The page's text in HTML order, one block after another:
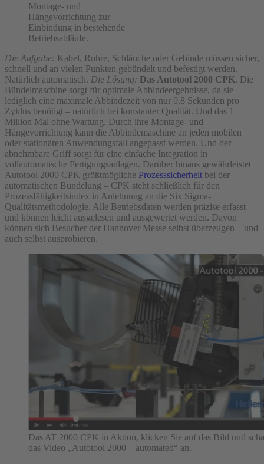
Montage- und
Hängevorrichtung zur
Einbindung in bestehende
Betriebsabläufe.
Die Aufgabe: Kabel, Rohre, Schläuche oder Gebinde müssen sicher,
schnell und an vielen Punkten gebündelt und befestigt werden.
Natürlich automatisch. Die Lösung: Das Autotool 2000 CPK. Die
Bündelmaschine sorgt für optimale Abbindeergebnisse, da sie
lediglich eine maximale Abbindezeit von nur 0,8 Sekunden pro
Zyklus benötigt – natürlich bei konstanter Qualität. Und das 1
Million Mal ohne Wartung. Durch ihre Montage- und
Hängevorrichtung kann die Abbindemaschine an jeden mobilen
oder stationären Anwendungsfall angepasst werden. Und der
abnehmbare Griff sorgt für eine einfache Integration in
vollautomatische Fertigungsanlagen. Darüber hinaus gewährleistet
Autotool 2000 CPK größtmögliche Prozesssicherheit bei der
automatischen Bündelung – CPK steht schließlich für den
Prozessfähigkeitsindex in Anlehnung an die Six Sigma-
Qualitätsmethodologie. Alle Betriebsdaten werden präzise erfasst
und können leicht ausgelesen und ausgewertet werden. Davon
können sich Besucher der Hannover Messe selbst überzeugen – und
auch selbst ausprobieren.
Das AT 2000 CPK in Aktion, klicken Sie auf das Bild und
das Video „Autotool 2000 – automated“ an.